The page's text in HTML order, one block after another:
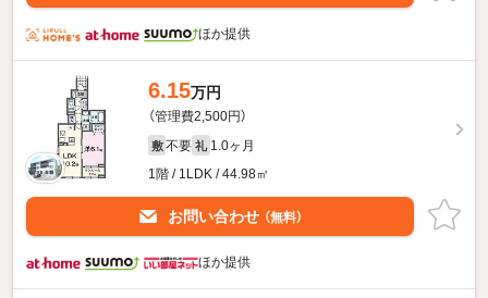
ほか提供
6.15万円
（管理費2,500円）
敷 不要 礼 1.0ヶ月
1階 / 1LDK / 44.98㎡
お問い合わせ （無料）
ほか提供